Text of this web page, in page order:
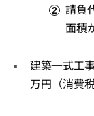
請負
面積
建築一式工
万円（消費